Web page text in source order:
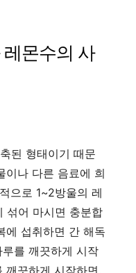
몬수의 사
된 형태이기 때문
이나 다른 음료에 희
으로 1~2방울의 레
섞어 마시면 충분합
에 섭취하면 간 해독
를 깨끗하게 시작
깨끗하게 시작하면,